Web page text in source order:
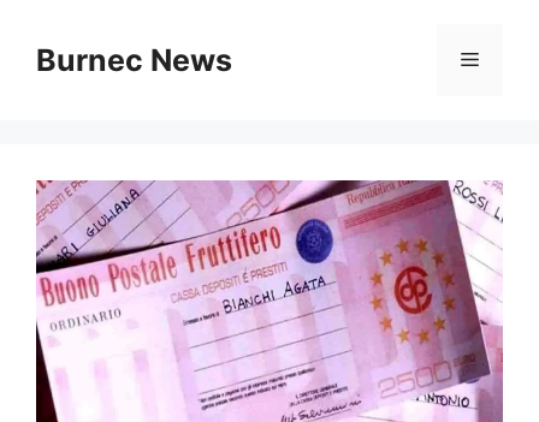
contenuto
Burnec News Menu